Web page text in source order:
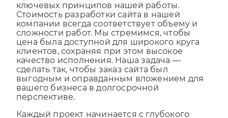
Прозрачная ценовая политика – один из
ключевых принципов нашей работы.
Стоимость разработки сайта в нашей
компании всегда соответствует объему и
сложности работ. Мы стремимся, чтобы
цена была доступной для широкого круга
клиентов, сохраняя при этом высокое
качество исполнения. Наша задача —
сделать так, чтобы заказ сайта был
выгодным и оправданным вложением для
вашего бизнеса в долгосрочной